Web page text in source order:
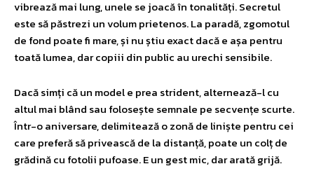
vibrează mai lung, unele se joacă în tonalități. Secretul
este să păstrezi un volum prietenos. La paradă, zgomotul
de fond poate fi mare, și nu știu exact dacă e așa pentru
toată lumea, dar copiii din public au urechi sensibile.
Dacă simți că un model e prea strident, alternează-l cu
altul mai blând sau folosește semnale pe secvențe scurte.
Într-o aniversare, delimitează o zonă de liniște pentru cei
care preferă să privească de la distanță, poate un colț de
grădină cu fotolii pufoase. E un gest mic, dar arată grijă.